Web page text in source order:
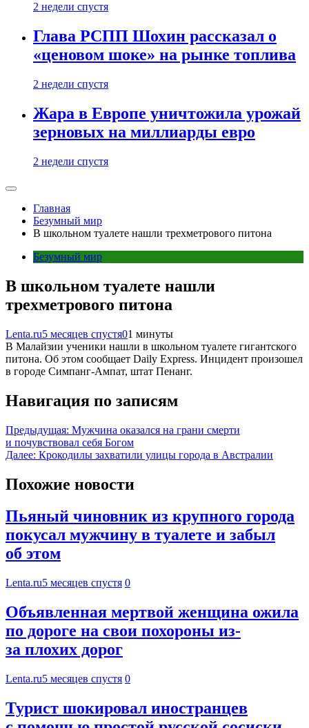
2 недели спустя
Глава РСПП Шохин рассказал о
«ценовом шоке» на рынке топлива
2 недели спустя
Жара в Европе уничтожила урожай
зерновых на миллиарды евро
2 недели спустя
Главная
Безумный мир
В школьном туалете нашли трехметрового питона
Безумный мир
В школьном туалете нашли
трехметрового питона
Lenta.ru5 месяцев спустя01 минуты
В Малайзии ученики нашли в школьном туалете гигантского
питона. Об этом сообщает Daily Express. Инцидент произошел
в городе Симпанг-Ампат, штат Пенанг.
Навигация по записям
Предыдущая: Мужчина оказался на грани смерти
и почувствовал себя Богом
Далее: Крокодилы захватили улицы города в Австралии
Похожие новости
Пьяный чиновник из крупного города
покусал мужчину в туалете и забыл
об этом
Lenta.ru5 месяцев спустя 0
Объявленная мертвой женщина ожила
по дороге на свои похороны из-
за плохих дорог
Lenta.ru5 месяцев спустя 0
Турист шокировал иностранцев